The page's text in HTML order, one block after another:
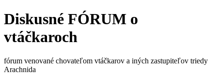
Diskusné FÓRUM o
vtáčkaroch
fórum venované chovateľom vtáčkarov a iných zastupiteľov triedy
Arachnida